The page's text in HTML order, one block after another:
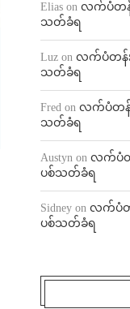
Elias on လက်ပံတန်
သတ်ခံရ
Luz on လက်ပံတန်း
သတ်ခံရ
Fred on လက်ပံတန်း
သတ်ခံရ
Austyn on လက်ပံတ
ပစ်သတ်ခံရ
Sidney on လက်ပံတ
ပစ်သတ်ခံရ